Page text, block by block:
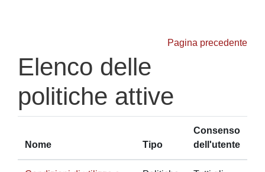
Pagina precedente
Elenco delle
politiche attive
Nome Tipo
Consenso
dell'utente